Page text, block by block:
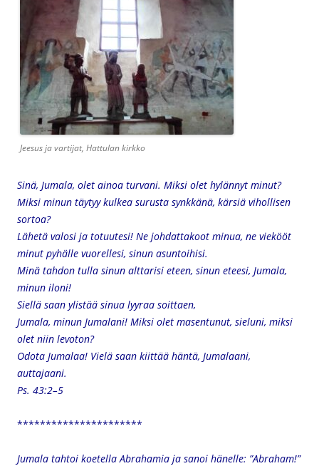
Jeesus ja vartijat, Hattulan kirkko
Sinä, Jumala, olet ainoa turvani. Miksi olet hylännyt minut?
Miksi minun täytyy kulkea surusta synkkänä, kärsiä vihollisen
sortoa?
Lähetä valosi ja totuutesi! Ne johdattakoot minua, ne viekööt
minut pyhälle vuorellesi, sinun asuntoihisi.
Minä tahdon tulla sinun alttarisi eteen, sinun eteesi, Jumala,
minun iloni!
Siellä saan ylistää sinua lyyraa soittaen,
Jumala, minun Jumalani! Miksi olet masentunut, sieluni, miksi
olet niin levoton?
Odota Jumalaa! Vielä saan kiittää häntä, Jumalaani,
auttajaani.
Ps. 43:2–5
**********************
Jumala tahtoi koetella Abrahamia ja sanoi hänelle: ”Abraham!”